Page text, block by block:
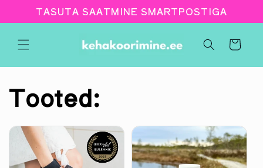
sisukord
vahele
TASUTA SAATMINE SMARTPOSTIGA
Ostukorv
Tooted: